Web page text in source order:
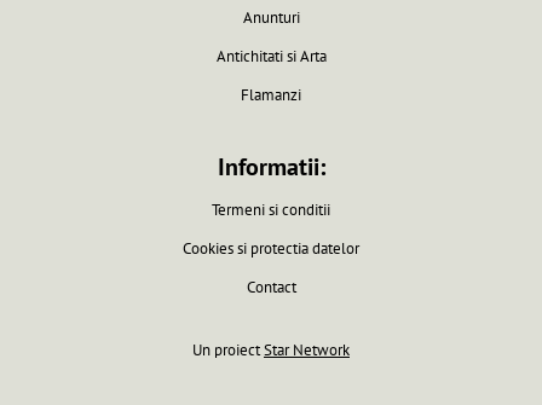
Anunturi
Antichitati si Arta
Flamanzi
Informatii:
Termeni si conditii
Cookies si protectia datelor
Contact
Un proiectStar Network